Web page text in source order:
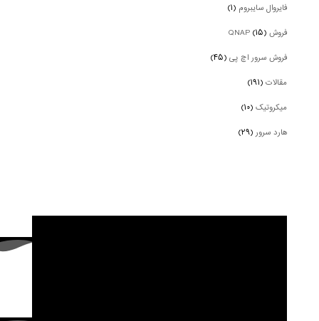
فایروال سایبروم (۱)
فروش QNAP (۱۵)
فروش سرور اچ پی(۴۵)
مقالات(۱۹۱)
میکروتیک(۱۰)
هارد سرور (۲۹)